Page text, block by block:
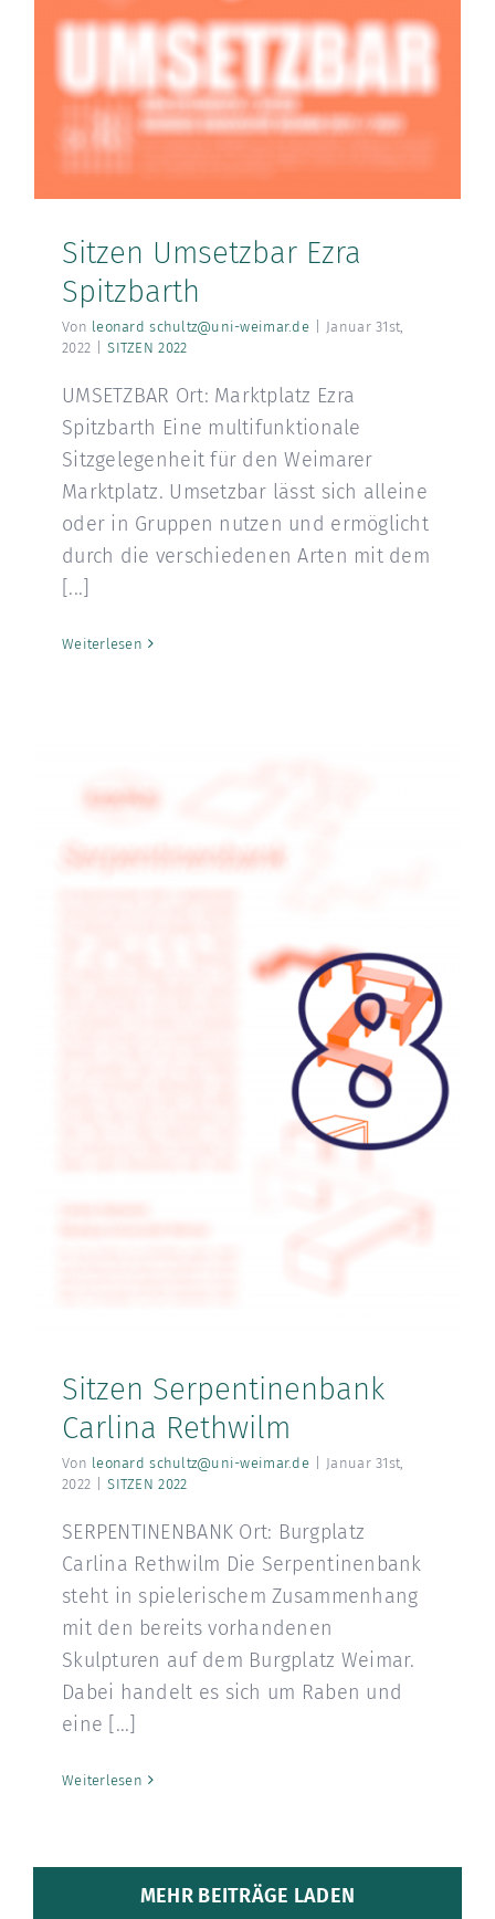
Sitzen Umsetzbar Ezra
Spitzbarth
Von leonard schultz@uni-weimar.de
Januar 31st,
2022
SITZEN 2022
UMSETZBAR Ort: Marktplatz Ezra
Spitzbarth Eine multifunktionale
Sitzgelegenheit für den Weimarer
Marktplatz. Umsetzbar lässt sich alleine
oder in Gruppen nutzen und ermöglicht
durch die verschiedenen Arten mit dem
[...]
Weiterlesen
Sitzen Serpentinenbank
Carlina Rethwilm
Von leonard schultz@uni-weimar.de
Januar 31st,
2022
SITZEN 2022
SERPENTINENBANK Ort: Burgplatz
Carlina Rethwilm Die Serpentinenbank
steht in spielerischem Zusammenhang
mit den bereits vorhandenen
Skulpturen auf dem Burgplatz Weimar.
Dabei handelt es sich um Raben und
eine [...]
Weiterlesen
MEHR BEITRÄGE LADEN